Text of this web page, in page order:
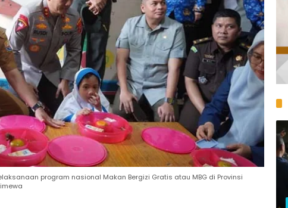
program nasional Makan Bergizi Gratis atau MBG di Provinsi